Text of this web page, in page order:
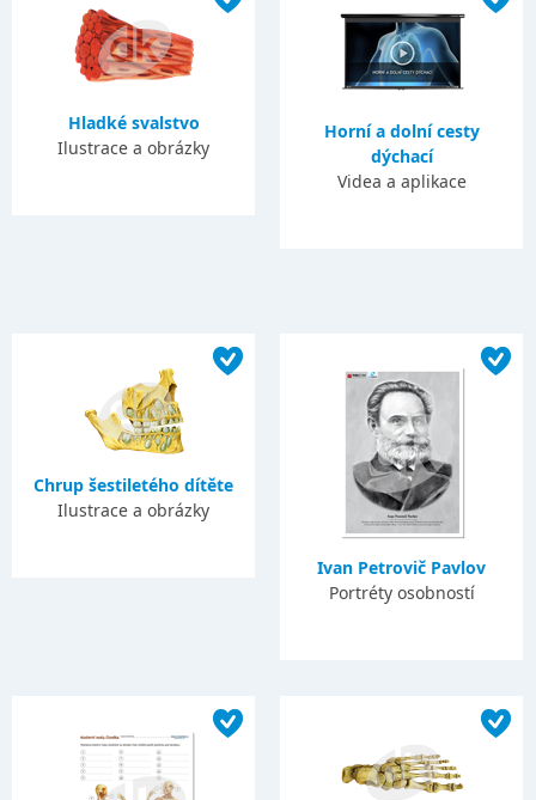
Hladké svalstvo
Ilustrace a obrázky
Horní a dolní cesty
dýchací
Videa a aplikace
Chrup šestiletého dítěte
Ilustrace a obrázky
Ivan Petrovič Pavlov
Portréty osobností